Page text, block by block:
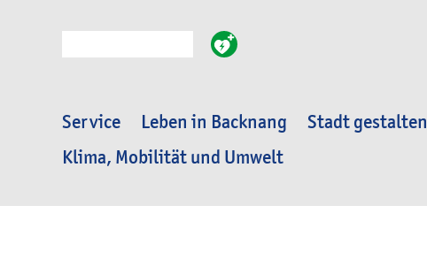
Service Leben in Backnang Stadt gestalten
Klima, Mobilität und Umwelt